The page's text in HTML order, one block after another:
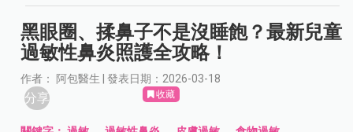
黑眼圈、揉鼻子不是沒睡飽？最新兒童
過敏性鼻炎照護全攻略！
作者： 阿包醫生 | 發表日期：2026-03-18
分享 收藏